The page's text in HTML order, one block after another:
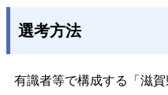
選考方法
有識者等で構成する「滋